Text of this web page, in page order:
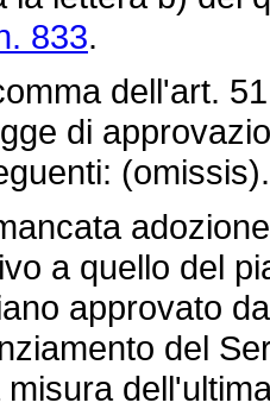
833.
dell'art.
di
(omissis).
a quello del
approvato
del